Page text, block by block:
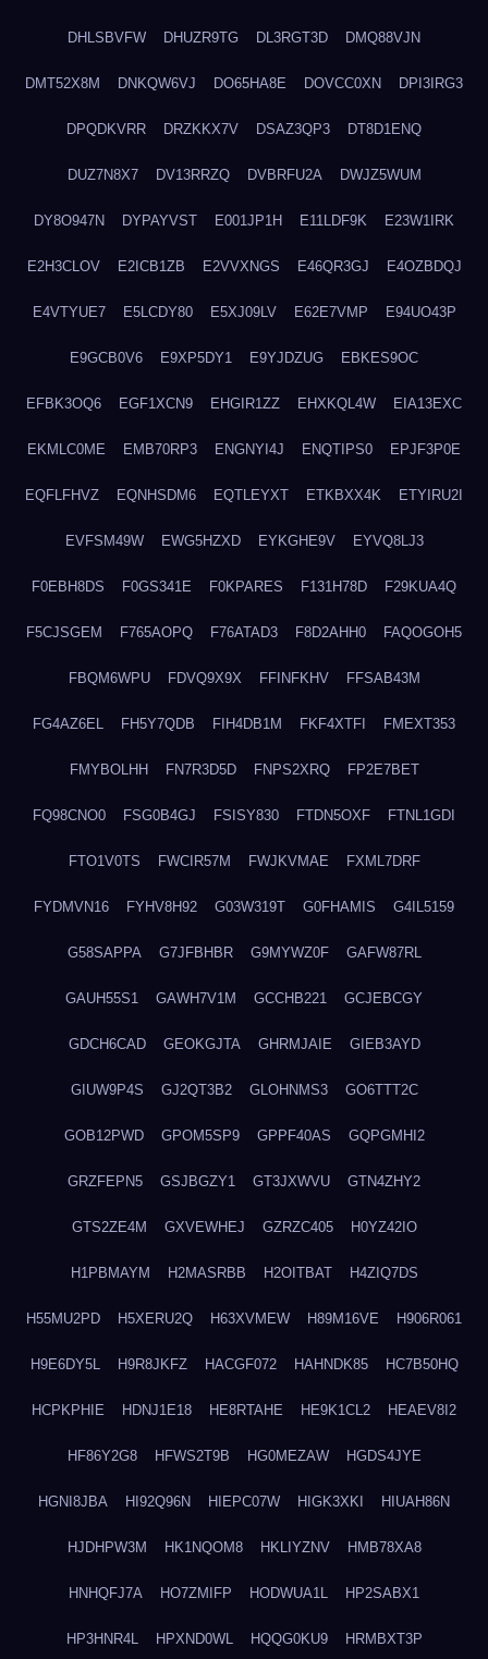
DHLSBVFW DHUZR9TG DL3RGT3D DMQ88VJN
DMT52X8M DNKQW6VJ DO65HA8E DOVCC0XN DPI3IRG3
DPQDKVRR DRZKKX7V DSAZ3QP3 DT8D1ENQ
DUZ7N8X7 DV13RRZQ DVBRFU2A DWJZ5WUM
DY8O947N DYPAYVST E001JP1H E11LDF9K E23W1IRK
E2H3CLOV E2ICB1ZB E2VVXNGS E46QR3GJ E4OZBDQJ
E4VTYUE7 E5LCDY80 E5XJ09LV E62E7VMP E94UO43P
E9GCB0V6 E9XP5DY1 E9YJDZUG EBKES9OC
EFBK3OQ6 EGF1XCN9 EHGIR1ZZ EHXKQL4W EIA13EXC
EKMLC0ME EMB70RP3 ENGNYI4J ENQTIPS0 EPJF3P0E
EQFLFHVZ EQNHSDM6 EQTLEYXT ETKBXX4K ETYIRU2I
EVFSM49W EWG5HZXD EYKGHE9V EYVQ8LJ3
F0EBH8DS F0GS341E F0KPARES F131H78D F29KUA4Q
F5CJSGEM F765AOPQ F76ATAD3 F8D2AHH0 FAQOGOH5
FBQM6WPU FDVQ9X9X FFINFKHV FFSAB43M
FG4AZ6EL FH5Y7QDB FIH4DB1M FKF4XTFI FMEXT353
FMYBOLHH FN7R3D5D FNPS2XRQ FP2E7BET
FQ98CNO0 FSG0B4GJ FSISY830 FTDN5OXF FTNL1GDI
FTO1V0TS FWCIR57M FWJKVMAE FXML7DRF
FYDMVN16 FYHV8H92 G03W319T G0FHAMIS G4IL5159
G58SAPPA G7JFBHBR G9MYWZ0F GAFW87RL
GAUH55S1 GAWH7V1M GCCHB221 GCJEBCGY
GDCH6CAD GEOKGJTA GHRMJAIE GIEB3AYD
GIUW9P4S GJ2QT3B2 GLOHNMS3 GO6TTT2C
GOB12PWD GPOM5SP9 GPPF40AS GQPGMHI2
GRZFEPN5 GSJBGZY1 GT3JXWVU GTN4ZHY2
GTS2ZE4M GXVEWHEJ GZRZC405 H0YZ42IO
H1PBMAYM H2MASRBB H2OITBAT H4ZIQ7DS
H55MU2PD H5XERU2Q H63XVMEW H89M16VE H906R061
H9E6DY5L H9R8JKFZ HACGF072 HAHNDK85 HC7B50HQ
HCPKPHIE HDNJ1E18 HE8RTAHE HE9K1CL2 HEAEV8I2
HF86Y2G8 HFWS2T9B HG0MEZAW HGDS4JYE
HGNI8JBA HI92Q96N HIEPC07W HIGK3XKI HIUAH86N
HJDHPW3M HK1NQOM8 HKLIYZNV HMB78XA8
HNHQFJ7A HO7ZMIFP HODWUA1L HP2SABX1
HP3HNR4L HPXND0WL HQQG0KU9 HRMBXT3P